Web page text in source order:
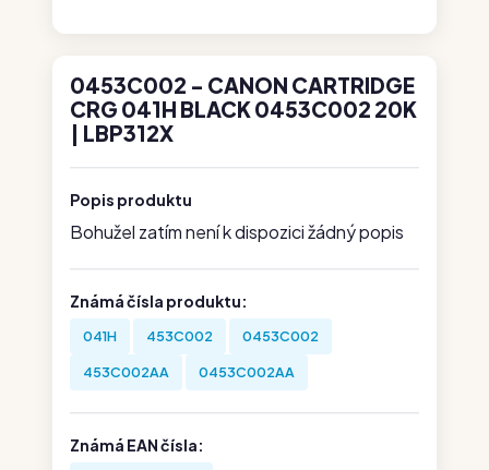
0453C002 - CANON CARTRIDGE
CRG 041H BLACK 0453C002 20K
| LBP312X
Popis produktu
Bohužel zatím není k dispozici žádný popis
Známá čísla produktu:
041H 453C002 0453C002
453C002AA 0453C002AA
Známá EAN čísla: